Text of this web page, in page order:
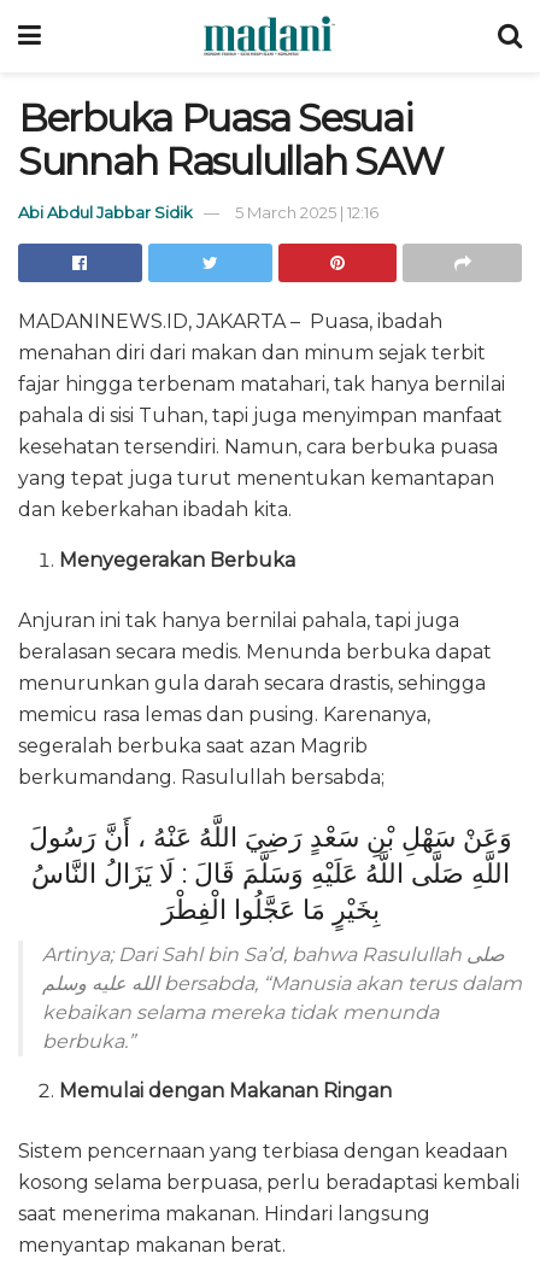
Berbuka Puasa Sesuai
Sunnah Rasulullah SAW
Abi Abdul Jabbar Sidik 5 March 2025 | 12:16
MADANINEWS.ID, JAKARTA – Puasa, ibadah
menahan diri dari makan dan minum sejak terbit
fajar hingga terbenam matahari, tak hanya bernilai
pahala di sisi Tuhan, tapi juga menyimpan manfaat
kesehatan tersendiri. Namun, cara berbuka puasa
yang tepat juga turut menentukan kemantapan
dan keberkahan ibadah kita.
Menyegerakan Berbuka
Anjuran ini tak hanya bernilai pahala, tapi juga
beralasan secara medis. Menunda berbuka dapat
menurunkan gula darah secara drastis, sehingga
memicu rasa lemas dan pusing. Karenanya,
segeralah berbuka saat azan Magrib
berkumandang. Rasulullah bersabda;
وَعَنْ سَهْلِ بْنِ سَعْدٍ رَضِيَ اللَّهُ عَنْهُ ، أَنَّ رَسُولَ
اللَّهِ صَلَّى اللَّهُ عَلَيْهِ وَسَلَّمَ قَالَ : لَا يَزَالُ النَّاسُ
بِخَيْرٍ مَا عَجَّلُوا الْفِطْرَ
Artinya; Dari Sahl bin Sa’d, bahwa Rasulullah صلى
الله عليه وسلم bersabda, “Manusia akan terus dalam
kebaikan selama mereka tidak menunda
berbuka.”
Memulai dengan Makanan Ringan
Sistem pencernaan yang terbiasa dengan keadaan
kosong selama berpuasa, perlu beradaptasi kembali
saat menerima makanan. Hindari langsung
menyantap makanan berat.